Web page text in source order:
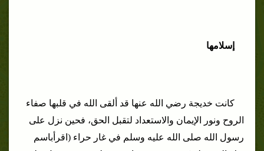
إسلامها
كانت خديجة رضي الله عنها قد ألقى الله في قلبها صفاء
الروح ونور الإيمان والاستعداد لتقبل الحق، فحين نزل على
رسول الله صلى الله عليه وسلم في غار حراء (اقرأباسم